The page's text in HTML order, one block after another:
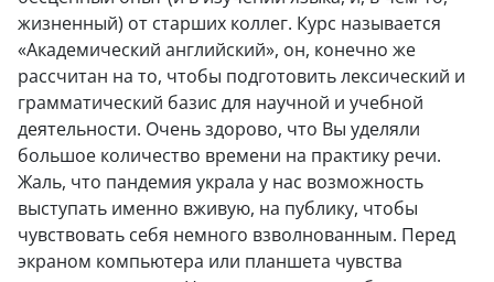
жизненный) от старших коллег. Курс называется
«Академический английский», он, конечно же
рассчитан на то, чтобы подготовить лексический и
грамматический базис для научной и учебной
деятельности. Очень здорово, что Вы уделяли
большое количество времени на практику речи.
Жаль, что пандемия украла у нас возможность
выступать именно вживую, на публику, чтобы
чувствовать себя немного взволнованным. Перед
экраном компьютера или планшета чувства